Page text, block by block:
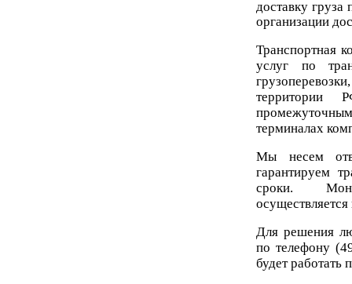
доставку груза
организации
Транспортная
услуг по
территории
терминалах
Мы несем
гарантируем
сроки.
осуществляется
Для решения
по телефону
будет работать